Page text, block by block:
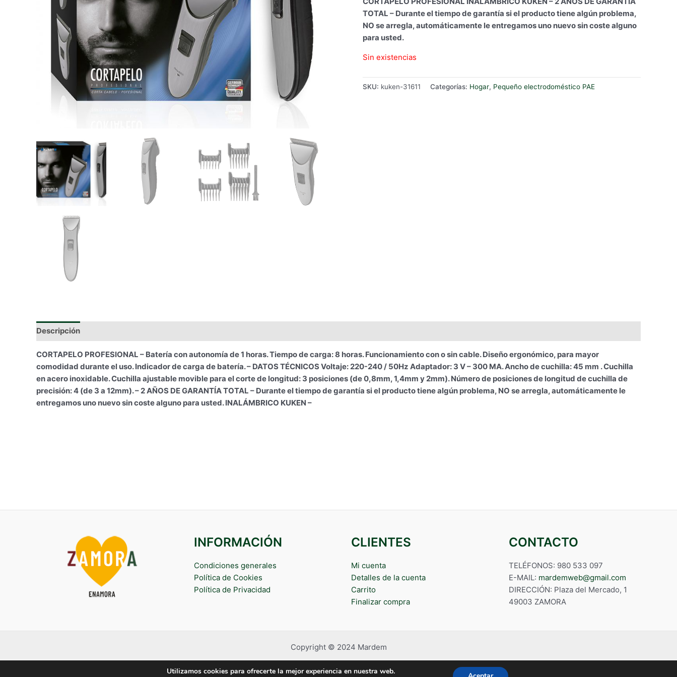
TOTAL – Durante el tiempo de garantía si el producto tiene algún problema,
NO se arregla, automáticamente le entregamos uno nuevo sin coste alguno
para usted.
Sin existencias
SKU: kuken-31611 Categorías: Hogar, Pequeño electrodoméstico PAE
Descripción
CORTAPELO PROFESIONAL – Batería con autonomía de 1 horas. Tiempo de carga: 8 horas. Funcionamiento con o sin cable. Diseño ergonómico, para mayor
comodidad durante el uso. Indicador de carga de batería. – DATOS TÉCNICOS Voltaje: 220-240 / 50Hz Adaptador: 3 V – 300 MA. Ancho de cuchilla: 45 mm . Cuchilla
en acero inoxidable. Cuchilla ajustable movible para el corte de longitud: 3 posiciones (de 0,8mm, 1,4mm y 2mm). Número de posiciones de longitud de cuchilla de
precisión: 4 (de 3 a 12mm). – 2 AÑOS DE GARANTÍA TOTAL – Durante el tiempo de garantía si el producto tiene algún problema, NO se arregla, automáticamente le
entregamos uno nuevo sin coste alguno para usted. INALÁMBRICO KUKEN –
INFORMACIÓN
Condiciones generales
Política de Cookies
Política de Privacidad
CLIENTES
Mi cuenta
Detalles de la cuenta
Carrito
Finalizar compra
CONTACTO
TELÉFONOS: 980 533 097
E-MAIL: mardemweb@gmail.com
DIRECCIÓN: Plaza del Mercado, 1
49003 ZAMORA
Copyright © 2024 Mardem
Utilizamos cookies para ofrecerte la mejor experiencia en nuestra web.